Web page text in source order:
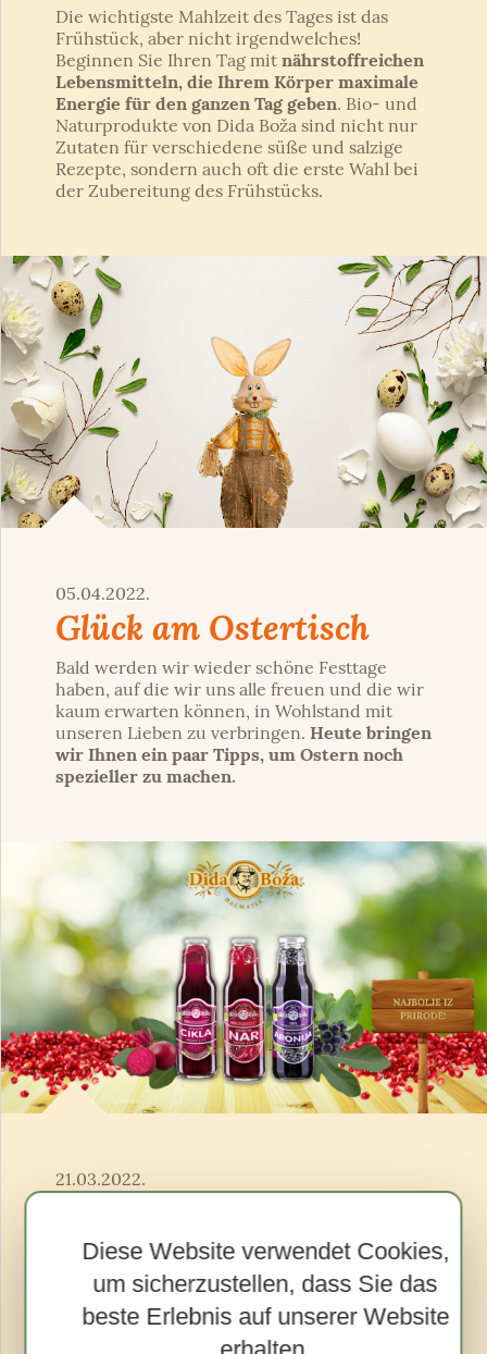
Diese Website verwendet Cookies,
um sicherzustellen, dass Sie das
beste Erlebnis auf unserer Website
erhalten.
Die wichtigste Mahlzeit des Tages ist das
Frühstück, aber nicht irgendwelches!
Beginnen Sie Ihren Tag mit nährstoffreichen
Lebensmitteln, die Ihrem Körper maximale
Energie für den ganzen Tag geben. Bio- und
Naturprodukte von Dida Boža sind nicht nur
Zutaten für verschiedene süße und salzige
Rezepte, sondern auch oft die erste Wahl bei
der Zubereitung des Frühstücks.
05.04.2022.
Glück am Ostertisch
Bald werden wir wieder schöne Festtage
haben, auf die wir uns alle freuen und die wir
kaum erwarten können, in Wohlstand mit
unseren Lieben zu verbringen. Heute bringen
wir Ihnen ein paar Tipps, um Ostern noch
spezieller zu machen.
21.03.2022.
natürlichen Säften von
Dida Boža bereit
Der Frühling ist da und mit ihm längere und
wärmere Tage mit immer mehr Aktivitäten. Zu